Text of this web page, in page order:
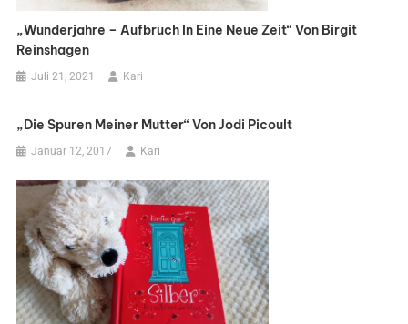
„Wunderjahre – Aufbruch In Eine Neue Zeit“ Von Birgit
Reinshagen
Juli 21, 2021 Kari
„Die Spuren Meiner Mutter“ Von Jodi Picoult
Januar 12, 2017 Kari